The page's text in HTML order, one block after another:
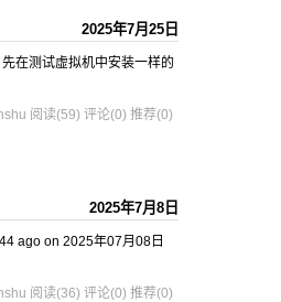
2025年7月25日
在测试虚拟机中安装一样的
阅读(59) 评论(0) 推荐(0)
2025年7月8日
ago on 2025年07月08日
阅读(36) 评论(0) 推荐(0)